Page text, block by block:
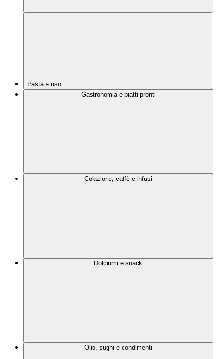
Pasta e riso
Gastronomia e piatti pronti
Colazione, caffè e infusi
Dolciumi e snack
Olio, sughi e condimenti